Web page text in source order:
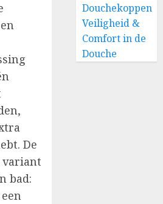
De
variant
bad:
Douchekoppen
Veiligheid &
Comfort in de
Douche